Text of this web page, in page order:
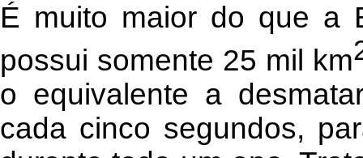
É muito maior do que a
possui somente 25 mil km
o equivalente a
cada cinco segundos,